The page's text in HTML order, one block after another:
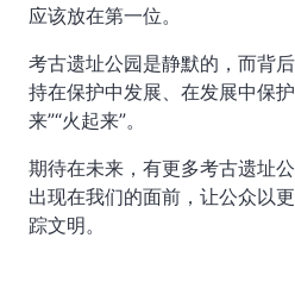
应该放在第一位。
考古遗址公园是静默的，而背
持在保护中发展、在发展中保
来”“火起来”。
期待在未来，有更多考古遗址
出现在我们的面前，让公众以
踪文明。